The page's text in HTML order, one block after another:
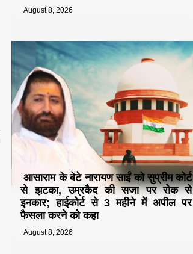
August 8, 2026
आसाराम के बेटे नारायण साईं को सुप्रीम कोर्ट
से झटका, उम्रकैद की सजा पर रोक से
इनकार; हाईकोर्ट से 3 महीने में अपील पर
फैसला करने को कहा
August 8, 2026